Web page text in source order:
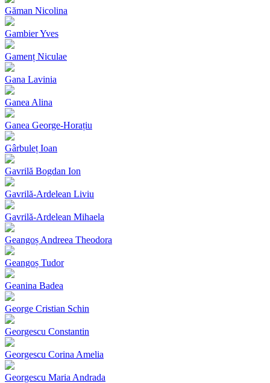
Găman Nicolina
Gambier Yves
Gamenț Niculae
Gana Lavinia
Ganea Alina
Ganea George-Horațiu
Gârbuleț Ioan
Gavrilă Bogdan Ion
Gavrilă-Ardelean Liviu
Gavrilă-Ardelean Mihaela
Geangoș Andreea Theodora
Geangoș Tudor
Geanina Badea
George Cristian Schin
Georgescu Constantin
Georgescu Corina Amelia
Georgescu Maria Andrada